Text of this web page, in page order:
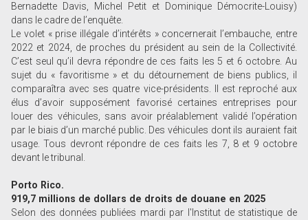
Bernadette Davis, Michel Petit et Dominique Démocrite-Louisy)
dans le cadre de l’enquête.
Le volet « prise illégale d’intérêts » concernerait l’embauche, entre
2022 et 2024, de proches du président au sein de la Collectivité.
C’est seul qu’il devra répondre de ces faits les 5 et 6 octobre. Au
sujet du « favoritisme » et du détournement de biens publics, il
comparaîtra avec ses quatre vice-présidents. Il est reproché aux
élus d’avoir supposément favorisé certaines entreprises pour
louer des véhicules, sans avoir préalablement validé l’opération
par le biais d’un marché public. Des véhicules dont ils auraient fait
usage. Tous devront répondre de ces faits les 7, 8 et 9 octobre
devant le tribunal.
Porto Rico.
919,7 millions de dollars de droits de douane en 2025
Selon des données publiées mardi par l'Institut de statistique de